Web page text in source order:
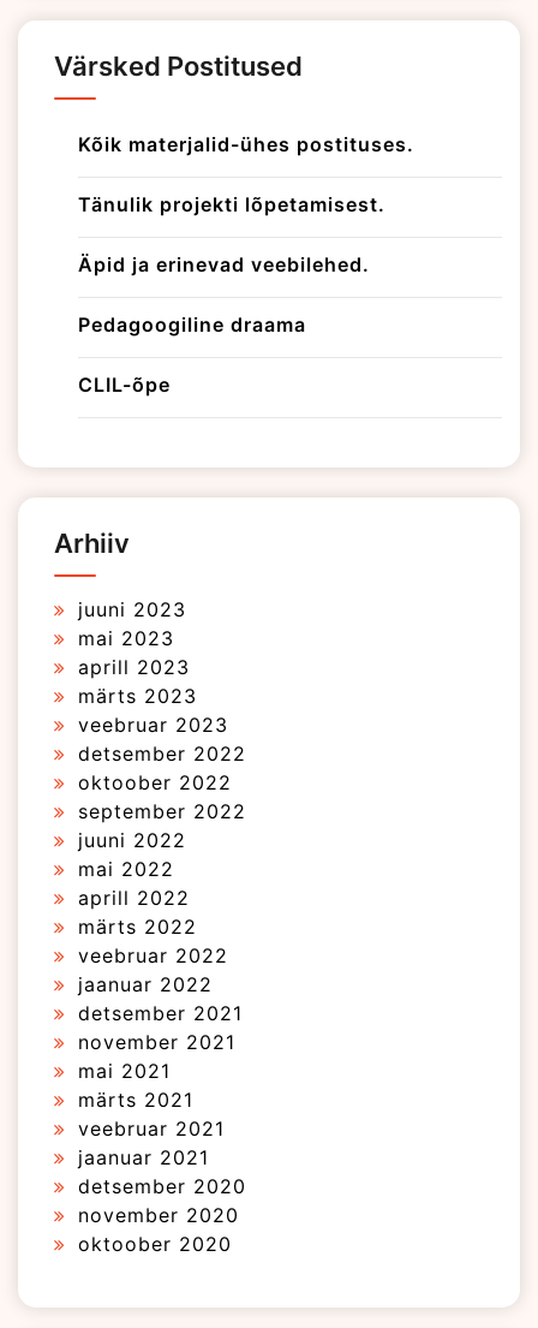
Värsked Postitused
Kõik materjalid-ühes postituses.
Tänulik projekti lõpetamisest.
Äpid ja erinevad veebilehed.
Pedagoogiline draama
CLIL-õpe
Arhiiv
juuni 2023
mai 2023
aprill 2023
märts 2023
veebruar 2023
detsember 2022
oktoober 2022
september 2022
juuni 2022
mai 2022
aprill 2022
märts 2022
veebruar 2022
jaanuar 2022
detsember 2021
november 2021
mai 2021
märts 2021
veebruar 2021
jaanuar 2021
detsember 2020
november 2020
oktoober 2020